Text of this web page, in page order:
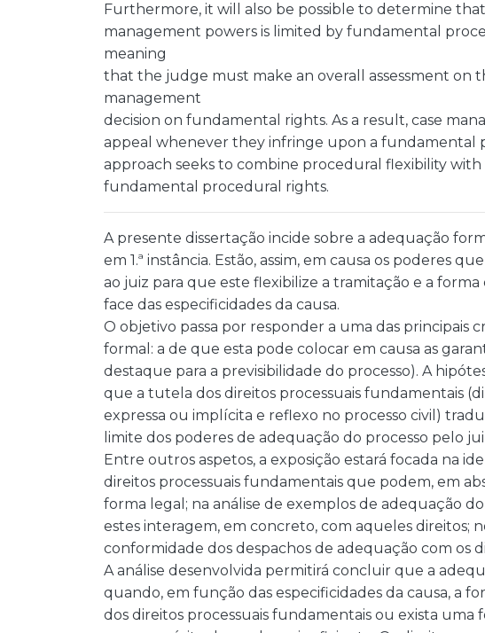
Furthermore, it will also be possible to determine
management powers is limited by fundamental
meaning
that the judge must make an overall assessment on
management
decision on fundamental rights. As a result, case
appeal whenever they infringe upon a fundamental
approach seeks to combine procedural flexibility
fundamental procedural rights.
A presente dissertação incide sobre a adequação
em 1.ª instância. Estão, assim, em causa os poderes
ao juiz para que este flexibilize a tramitação e a
face das especificidades da causa.
O objetivo passa por responder a uma das principais
formal: a de que esta pode colocar em causa as
destaque para a previsibilidade do processo). A
que a tutela dos direitos processuais fundamentais
expressa ou implícita e reflexo no processo civil)
limite dos poderes de adequação do processo pelo
Entre outros aspetos, a exposição estará focada na
direitos processuais fundamentais que podem, em
forma legal; na análise de exemplos de adequação
estes interagem, em concreto, com aqueles direitos;
conformidade dos despachos de adequação com os
A análise desenvolvida permitirá concluir que a
quando, em função das especificidades da causa, a
dos direitos processuais fundamentais ou exista